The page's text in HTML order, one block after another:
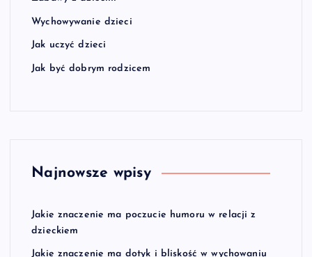
Wychowywanie dzieci
Jak uczyć dzieci
Jak być dobrym rodzicem
Najnowsze wpisy
Jakie znaczenie ma poczucie humoru w relacji z
dzieckiem
Jakie znaczenie ma dotyk i bliskość w wychowaniu